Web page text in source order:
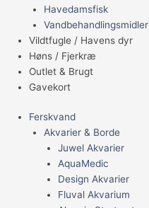
Havedamsfisk
Vandbehandlingsmidler
Vildtfugle / Havens dyr
Høns / Fjerkræ
Outlet & Brugt
Gavekort
Ferskvand
Akvarier & Borde
Juwel Akvarier
AquaMedic
Design Akvarier
Fluval Akvarium